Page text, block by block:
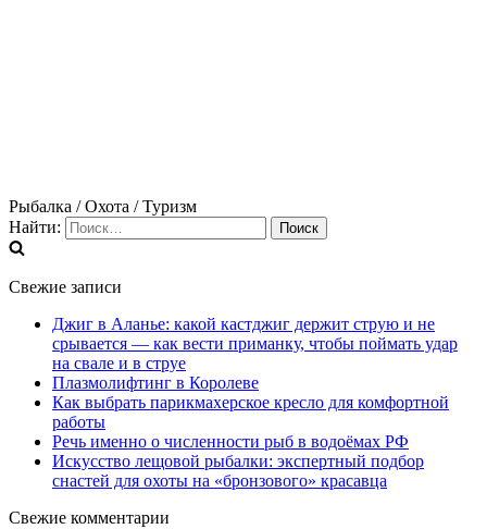
Рыбалка / Охота / Туризм
Найти:
Свежие записи
Джиг в Аланье: какой кастджиг держит струю и не
срывается — как вести приманку, чтобы поймать удар
на свале и в струе
Плазмолифтинг в Королеве
Как выбрать парикмахерское кресло для комфортной
работы
Речь именно о численности рыб в водоёмах РФ
Искусство лещовой рыбалки: экспертный подбор
снастей для охоты на «бронзового» красавца
Свежие комментарии